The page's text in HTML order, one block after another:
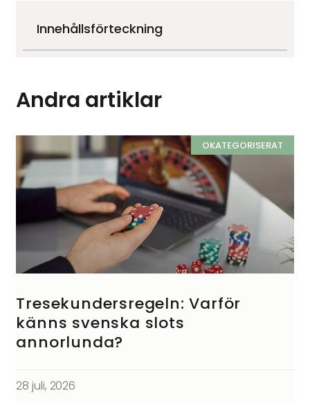
Innehållsförteckning
Andra artiklar
OKATEGORISERAT
Tresekundersregeln: Varför
känns svenska slots
annorlunda?
28 juli, 2026